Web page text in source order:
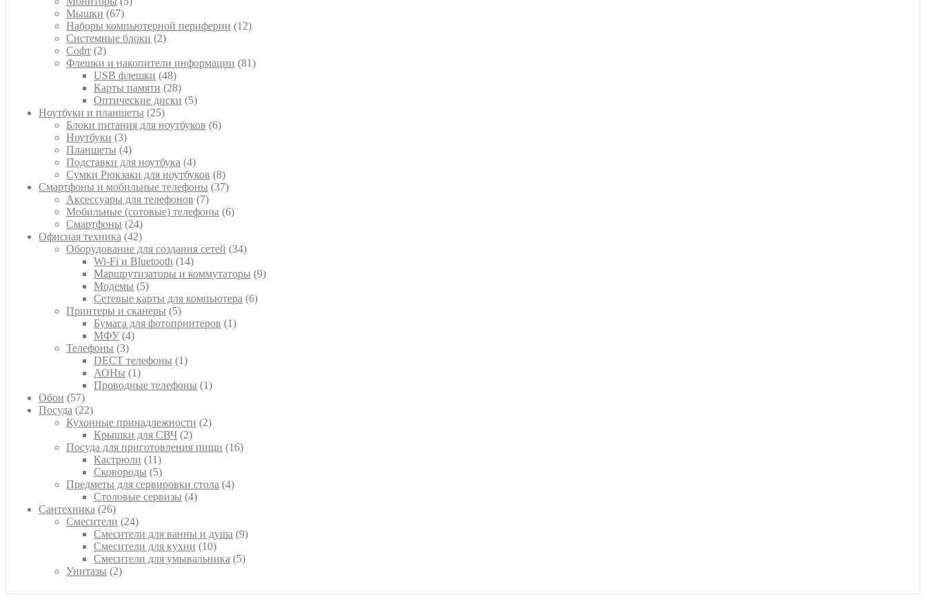
Мышки 6767
товаров
Наборы компьютерной периферии 1212
Системные блоки 22
Софт 22
товара
Флешки и накопители информации 8181
USB флешки 4848
товаров
Карты памяти 2828
товаров
Оптические диски 55
Ноутбуки и планшеты 2525
товаров
Блоки питания для ноутбуков 66
Ноутбуки 33
товара
Планшеты 44
товара
Подставки для ноутбука 44
товара
Сумки Рюкзаки для ноутбуков 88
товаров
Смартфоны и мобильные телефоны 3737
Аксессуары для телефонов 77
товаров
Мобильные (сотовые) телефоны 66
Смартфоны 2424
товара
Офисная техника 4242
товара
Оборудование для создания сетей 3434
Wi-Fi и Bluetooth 1414
товаров
Маршрутизаторы и коммутаторы 99
Модемы 55
товаров
Сетевые карты для компьютера 66
Принтеры и сканеры 55
товаров
Бумага для фотопринтеров 11
МФУ 44
Телефоны 33
товара
DECT телефоны 11
АОНы 11
товар
Проводные телефоны 11
Обои 5757
товаров
Посуда 2222
товара
Кухонные принадлежности 22
Крышки для СВЧ 22
товара
Посуда для приготовления пищи 1616
Кастрюли 1111
товаров
Сковороды 55
товаров
Предметы для сервировки стола 44
Столовые сервизы 44
Сантехника 2626
товаров
Смесители 2424
товара
Смесители для ванны и душа 99
Смесители для кухни 1010
товаров
Смесители для умывальника 55
Унитазы 22